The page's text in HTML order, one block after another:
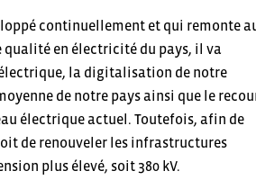
continuellement et qui remonte
qualité en électricité du pays, il va
la digitalisation de notre
de notre pays ainsi que le
électrique actuel. Toutefois, afin de
de renouveler les infrastructures
plus élevé, soit 380 kV.